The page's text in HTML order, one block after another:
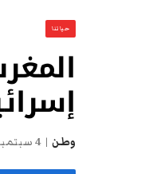
حياتنا
إسرائيل
وطن 4 سبتمبر، 2025